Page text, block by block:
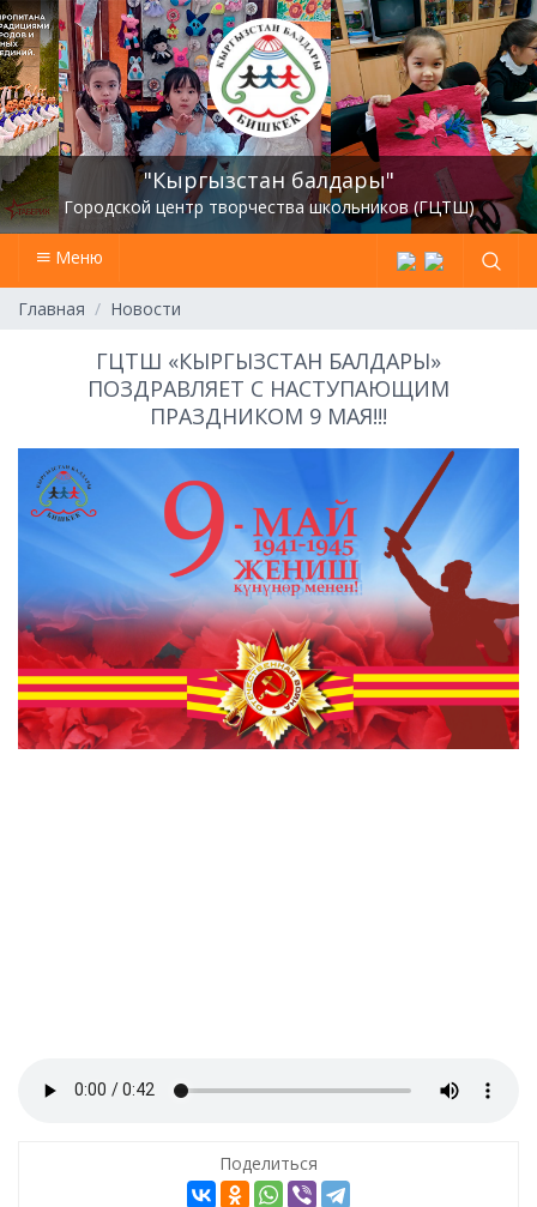
"Кыргызстан балдары"
Городской центр творчества школьников (ГЦТШ)
Меню
Главная Новости
ГЦТШ «КЫРГЫЗСТАН БАЛДАРЫ»
ПОЗДРАВЛЯЕТ С НАСТУПАЮЩИМ
ПРАЗДНИКОМ 9 МАЯ!!!
Поделиться